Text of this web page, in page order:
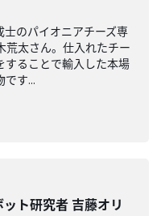
のパイオニアチーズ専
荒太さん。仕入れたチー
することで輸入した本場
です...
ト研究者 吉藤オリ